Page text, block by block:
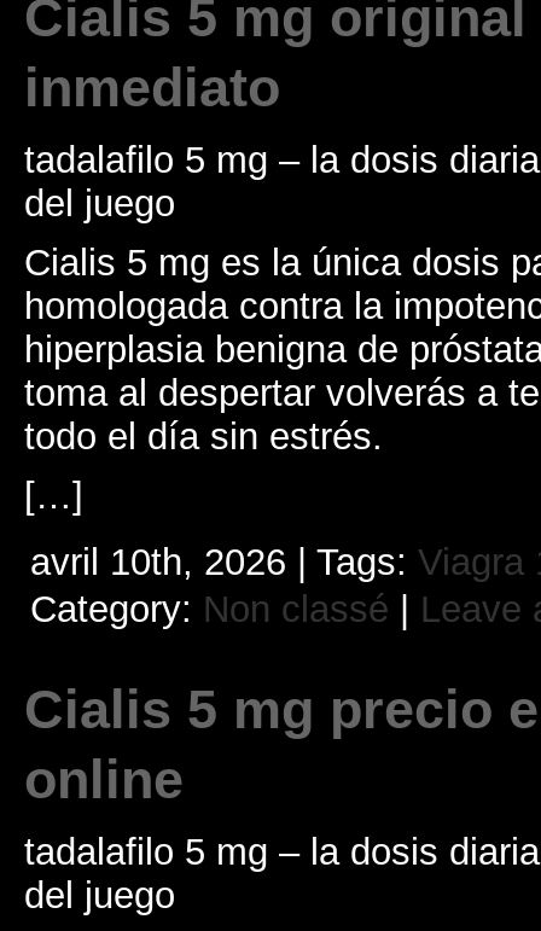
Cialis 5 mg original
inmediato
tadalafilo 5 mg – la dosis
del juego
Cialis 5 mg es la única dosis
homologada contra la
hiperplasia benigna de
toma al despertar volverás a
todo el día sin estrés.
[…]
avril 10th, 2026 | Tags: Viagra
Category: Non classé Leave
Cialis 5 mg precio
online
tadalafilo 5 mg – la dosis
del juego